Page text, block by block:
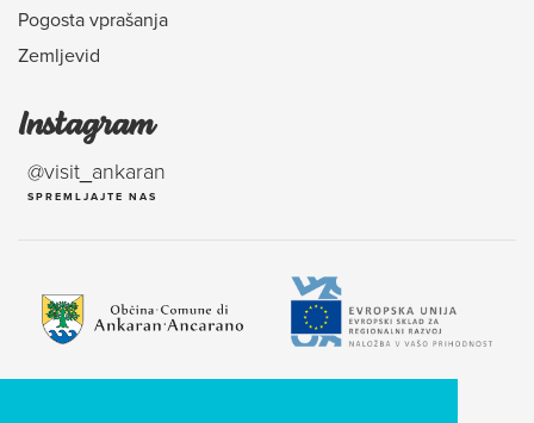
Pogosta vprašanja
Zemljevid
Instagram
@visit_ankaran
SPREMLJAJTE NAS